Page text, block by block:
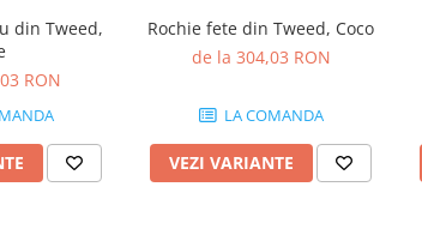
din Tweed,
RON
Rochie fete din Tweed, Coco
de la 304,03 RON
LA COMANDA
VEZI VARIANTE